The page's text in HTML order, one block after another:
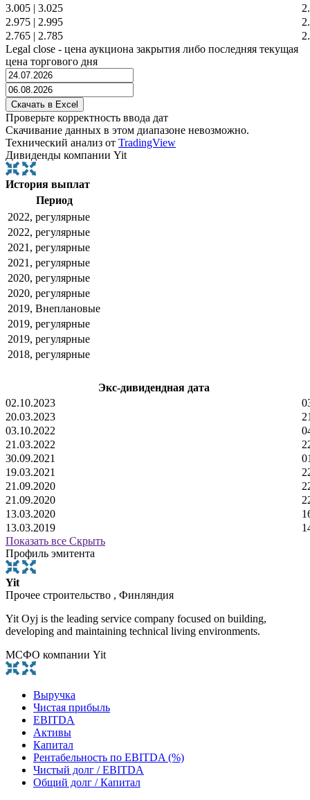
3.005 | 3.025
2.975 | 2.995
2.765 | 2.785
Legal close - цена аукциона закрытия либо последняя текущая
цена торгового дня
Проверьте корректность ввода дат
Скачивание данных в этом диапазоне невозможно.
Технический анализ от TradingView
Дивиденды компании Yit
История выплат
Период
2022, регулярные
2022, регулярные
2021, регулярные
2021, регулярные
2020, регулярные
2020, регулярные
2019, Внеплановые
2019, регулярные
2019, регулярные
2018, регулярные
Экс-дивидендная дата
02.10.2023
20.03.2023
03.10.2022
21.03.2022
30.09.2021
19.03.2021
21.09.2020
21.09.2020
13.03.2020
13.03.2019
Показать все Скрыть
Профиль эмитента
Yit
Прочее строительство , Финляндия
Yit Oyj is the leading service company focused on building,
developing and maintaining technical living environments.
МСФО компании Yit
Выручка
Чистая прибыль
EBITDA
Активы
Капитал
Рентабельность по EBITDA (%)
Чистый долг / EBITDA
Общий долг / Капитал